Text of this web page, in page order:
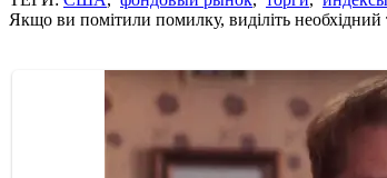
Якщо ви помітили помилку, виділіть